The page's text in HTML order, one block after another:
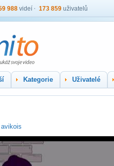
988 videí 173 859 uživatelů
Kategorie Uživatelé
avikois